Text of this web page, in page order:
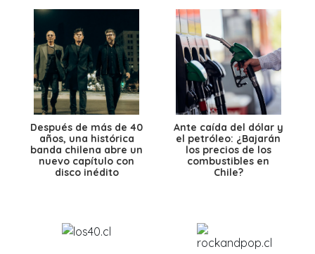
Después de más de 40
años, una histórica
banda chilena abre un
nuevo capítulo con
disco inédito
Ante caída del dólar y
el petróleo: ¿Bajarán
los precios de los
combustibles en
Chile?